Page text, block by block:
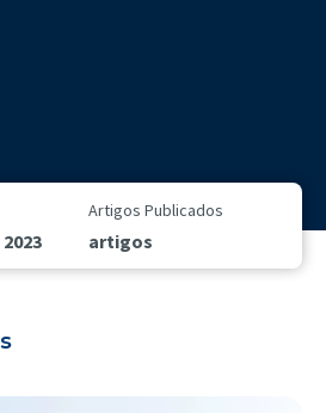
Artigos Publicados
artigos